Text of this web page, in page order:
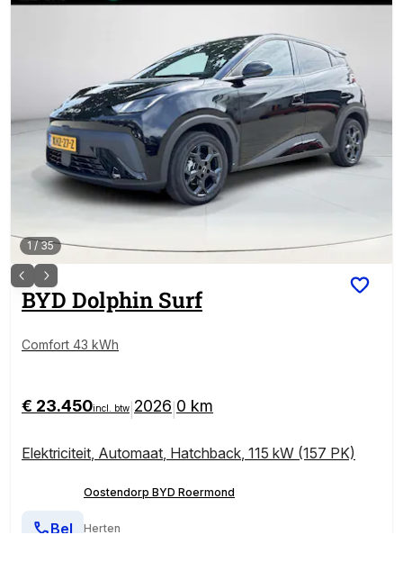
1 /35
BYD Dolphin Surf
Comfort 43 kWh
€ 23.450incl. btw 2026 0 km
Elektriciteit, Automaat, Hatchback, 115 kW (157 PK)
Oostendorp BYD Roermond
Herten
Bel